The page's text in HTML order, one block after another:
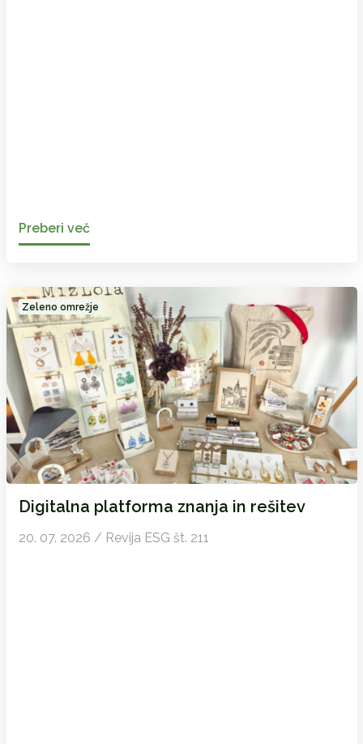
Preberi več
Zeleno omrežje
Digitalna platforma znanja in rešitev
20. 07. 2026 / Revija ESG št. 211